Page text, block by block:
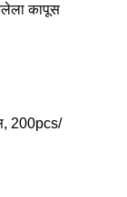
कापूस
200pcs/